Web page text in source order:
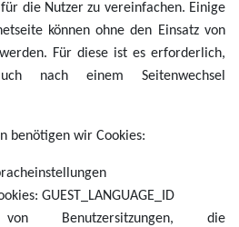
die Nutzer zu vereinfachen. Einige
können ohne den Einsatz von
Für diese ist es erforderlich,
nach einem Seitenwechsel
benötigen wir Cookies:
GUEST_LANGUAGE_ID
von Benutzersitzungen, die